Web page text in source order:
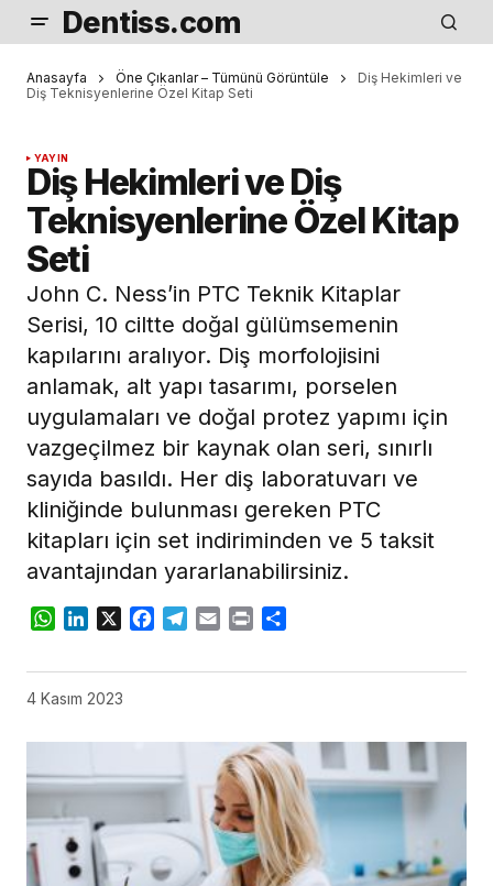
Dentiss.com
Anasayfa Öne Çıkanlar – Tümünü Görüntüle
Diş Hekimleri ve
Diş Teknisyenlerine Özel Kitap Seti
YAYIN
Diş Hekimleri ve Diş
Teknisyenlerine Özel Kitap
Seti
John C. Ness’in PTC Teknik Kitaplar
Serisi, 10 ciltte doğal gülümsemenin
kapılarını aralıyor. Diş morfolojisini
anlamak, alt yapı tasarımı, porselen
uygulamaları ve doğal protez yapımı için
vazgeçilmez bir kaynak olan seri, sınırlı
sayıda basıldı. Her diş laboratuvarı ve
kliniğinde bulunması gereken PTC
kitapları için set indiriminden ve 5 taksit
avantajından yararlanabilirsiniz.
WhatsApp
LinkedIn
X Facebook
Telegram
Email Print
4 Kasım 2023